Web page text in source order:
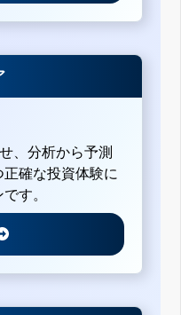
、分析から予測
確な投資体験に
す。